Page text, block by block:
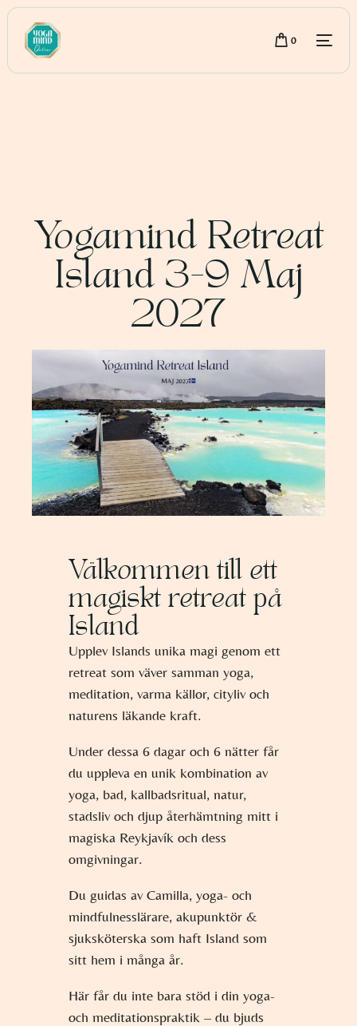
0
Yogamind Retreat
Island 3-9 Maj
2027
Välkommen till ett
magiskt retreat på
Island
Upplev Islands unika magi genom ett
retreat som väver samman yoga,
meditation, varma källor, cityliv och
naturens läkande kraft.
Under dessa 6 dagar och 6 nätter får
du uppleva en unik kombination av
yoga, bad, kallbadsritual, natur,
stadsliv och djup återhämtning mitt i
magiska Reykjavík och dess
omgivningar.
Du guidas av Camilla, yoga- och
mindfulnesslärare, akupunktör &
sjuksköterska som haft Island som
sitt hem i många år.
Här får du inte bara stöd i din yoga-
och meditationspraktik – du bjuds